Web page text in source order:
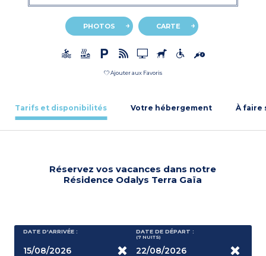
PHOTOS CARTE
Ajouter aux Favoris
Tarifs et disponibilités Votre hébergement À faire
Réservez vos vacances dans notre
Résidence Odalys Terra Gaïa
DATE D'ARRIVÉE : DATE DE DÉPART :
(7 NUITS)